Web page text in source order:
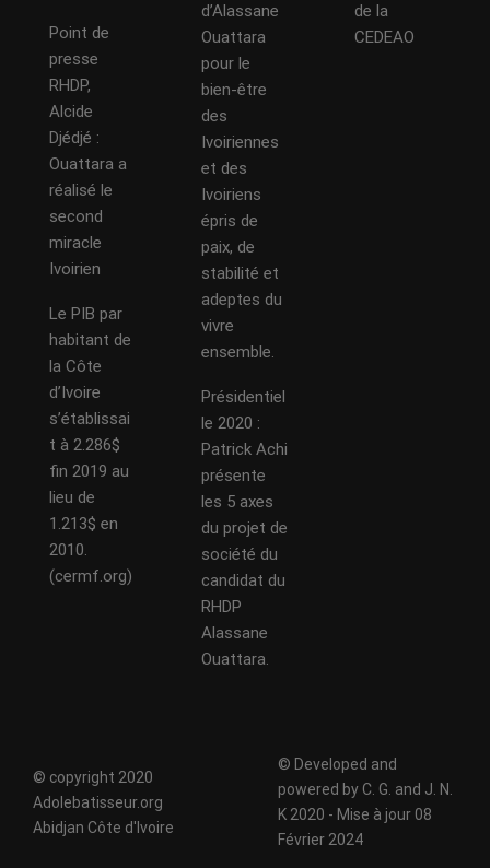
Point de
presse
RHDP,
Alcide
Djédjé :
Ouattara a
réalisé le
second
miracle
Ivoirien
Le PIB par
habitant de
la Côte
d’Ivoire
s’établissai
t à 2.286$
fin 2019 au
lieu de
1.213$ en
2010.
(cermf.org)
d’Alassane
Ouattara
pour le
bien-être
des
Ivoiriennes
et des
Ivoiriens
épris de
paix, de
stabilité et
adeptes du
vivre
ensemble.
Présidentiel
le 2020 :
Patrick Achi
présente
les 5 axes
du projet de
société du
candidat du
RHDP
Alassane
Ouattara.
de la
CEDEAO
© copyright 2020
Adolebatisseur.org
Abidjan Côte d'Ivoire
© Developed and
powered by C. G. and J. N.
K 2020 - Mise à jour 08
Février 2024